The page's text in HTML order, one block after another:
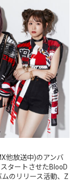
他放送中)のアンバ
タートさせたBlooD
のリリース活動、Z